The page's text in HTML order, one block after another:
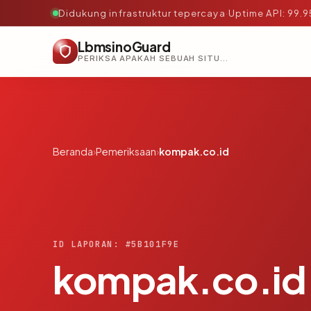
Didukung infrastruktur tepercaya·Uptime API:
LbmsinoGuard
PERIKSA APAKAH SEBUAH SITUS AMAN, TEPERCAYA, DAN TERVERIFIKASI DALAM HITUNGAN DETIK.
Beranda›Pemeriksaan›kompak.co.id
ID LAPORAN: #5B101F9E
kompak.co.id